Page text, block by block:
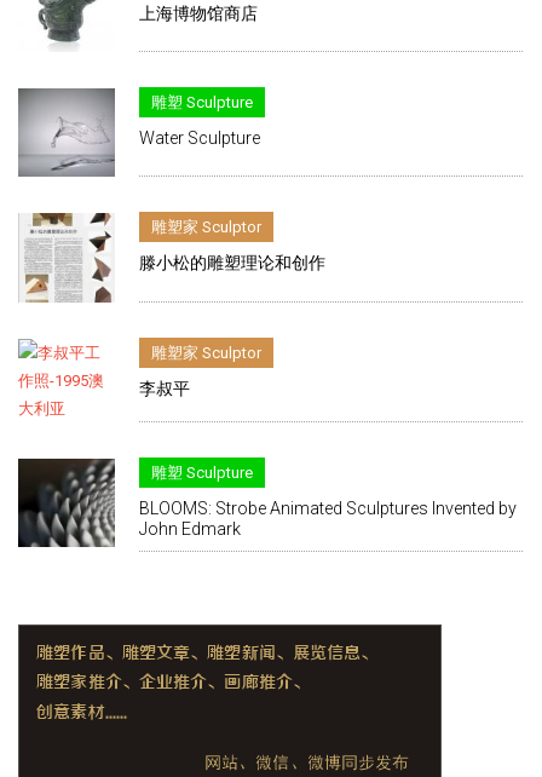
上海博物馆商店
雕塑 Sculpture
Water Sculpture
雕塑家 Sculptor
滕小松的雕塑理论和创作
雕塑家 Sculptor
李叔平
雕塑 Sculpture
BLOOMS: Strobe Animated Sculptures Invented by
John Edmark